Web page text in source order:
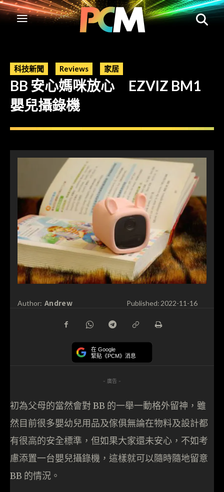
科技新聞 Reviews 家居
BB 安心媽咪放心 EZVIZ BM1
嬰兒攝錄機
Author: Andrew Published:2022-11-16
在 Google
緊貼《PCM》消息
- 廣告 -
初為父母的當然會對 BB 的一舉一動格外留神，雖
然目前很多嬰幼兒用品及傢俱無論在物料及設計都
有很高的安全標準，但如果大家還未安心，不如考
慮添置一台嬰兒攝錄機，這樣就可以隨時隨地留意
BB 的情況。